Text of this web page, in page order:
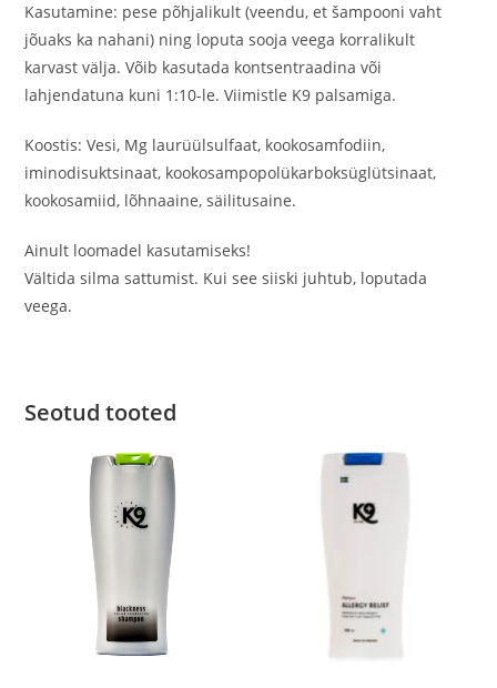
Kasutamine: pese põhjalikult (veendu, et šampooni vaht
jõuaks ka nahani) ning loputa sooja veega korralikult
karvast välja. Võib kasutada kontsentraadina või
lahjendatuna kuni 1:10-le. Viimistle K9 palsamiga.
Koostis: Vesi, Mg laurüülsulfaat, kookosamfodiin,
iminodisuktsinaat, kookosampopolükarboksüglütsinaat,
kookosamiid, lõhnaaine, säilitusaine.
Ainult loomadel kasutamiseks!
Vältida silma sattumist. Kui see siiski juhtub, loputada
veega.
Seotud tooted